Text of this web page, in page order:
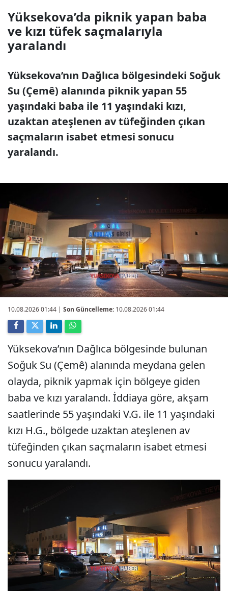
Yüksekova’da piknik yapan baba
ve kızı tüfek saçmalarıyla
yaralandı
Yüksekova’nın Dağlıca bölgesindeki Soğuk
Su (Çemê) alanında piknik yapan 55
yaşındaki baba ile 11 yaşındaki kızı,
uzaktan ateşlenen av tüfeğinden çıkan
saçmaların isabet etmesi sonucu
yaralandı.
10.08.2026 01:44 | Son Güncelleme: 10.08.2026 01:44
Yüksekova’nın Dağlıca bölgesinde bulunan
Soğuk Su (Çemê) alanında meydana gelen
olayda, piknik yapmak için bölgeye giden
baba ve kızı yaralandı. İddiaya göre, akşam
saatlerinde 55 yaşındaki V.G. ile 11 yaşındaki
kızı H.G., bölgede uzaktan ateşlenen av
tüfeğinden çıkan saçmaların isabet etmesi
sonucu yaralandı.